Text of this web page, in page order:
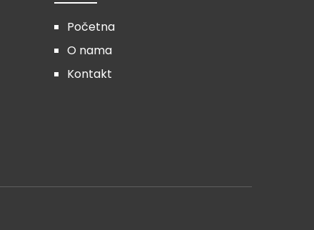
Početna
O nama
Kontakt